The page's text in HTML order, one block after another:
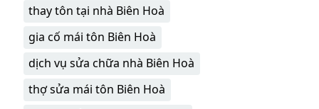
thay tôn tại nhà Biên Hoà
gia cố mái tôn Biên Hoà
dịch vụ sửa chữa nhà Biên Hoà
thợ sửa mái tôn Biên Hoà